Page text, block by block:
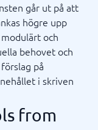
går ut på att
högre upp
och
behovet och
på
i skriven
from